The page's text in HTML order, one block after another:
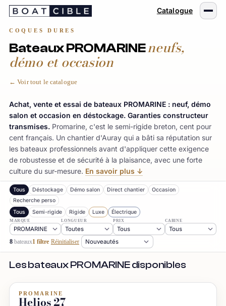
Passer
Catalogue
COQUES DURES
Bateaux PROMARINEneufs,
démo et occasion
← Voir tout le catalogue
Achat, vente et essai de bateaux PROMARINE : neuf, démo
salon et occasion en déstockage. Garanties constructeur
transmises. Promarine, c'est le semi-rigide breton, cent pour
cent français. Un chantier d'Auray qui a bâti sa réputation sur
les bateaux professionnels avant d'appliquer cette exigence
de robustesse et de sécurité à la plaisance, avec une forte
culture du sur-mesure. En savoir plus ↓
Tous Déstockage Démo salon Direct chantier
Occasion
Recherche perso
Tous
Semi-rigide
MARQUE LONGUEUR PRIX CABINE
8bateaux1 filtre Réinitialiser
Les bateaux PROMARINE disponibles
INFO & RECHERCHE
PROMARINE
Helios 27